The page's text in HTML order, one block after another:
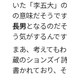
いた「李五大」
の意味だそうで
長男となるのだ
う気がするんで
まあ、考えても
蔵のションズイ
書かれており、